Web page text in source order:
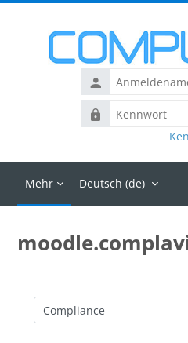
Anmeldename
Kennwort
Mehr Deutsch ‎(de)‎
Kursbereiche